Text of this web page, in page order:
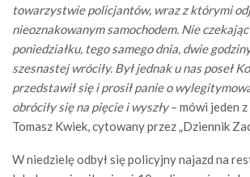
towarzystwie policjantów, wraz z którymi
nieoznakowanym samochodem. Nie
poniedziałku, tego samego dnia, dwie
szesnastej wróciły. Był jednak u nas poseł
przedstawił się i prosił panie o
obróciły się na pięcie i wyszły– mówi jeden z
Tomasz Kwiek, cytowany przez „Dziennik
W niedzielę odbył się policyjny najazd na